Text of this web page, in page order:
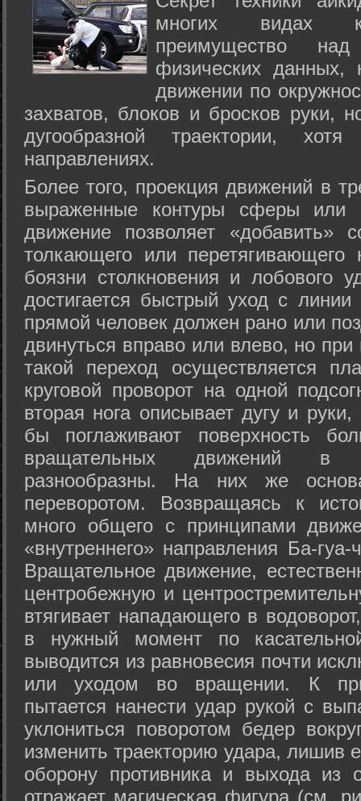
многих видах
преимущество
физических данных,
движении по
захватов, блоков и бросков руки,
дугообразной траектории,
направлениях.
Более того, проекция движений в
выраженные контуры сферы или
движение позволяет «добавить»
толкающего или перетягивающего
боязни столкновения и лобового
достигается быстрый уход с
прямой человек должен рано или
двинуться вправо или влево, но
такой переход осуществляется
круговой проворот на одной
вторая нога описывает дугу и
бы поглаживают поверхность
вращательных движений в
разнообразны. На них же
переворотом. Возвращаясь к
много общего с принципами
«внутреннего» направления Ба-
Вращательное движение,
центробежную и
втягивает нападающего в
в нужный момент по
выводится из равновесия почти
или уходом во вращении. К
пытается нанести удар рукой с
уклониться поворотом бедер
изменить траекторию удара, лишив
оборону противника и выхода из
отражает магическая фигура (см.